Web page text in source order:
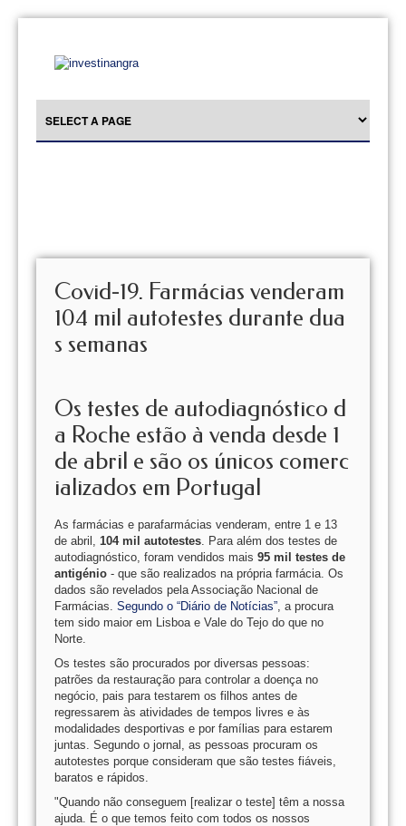
Covid-19. Farmácias venderam
104 mil autotestes durante dua
s semanas
Os testes de autodiagnóstico d
a Roche estão à venda desde 1
de abril e são os únicos comerc
ializados em Portugal
As farmácias e parafarmácias venderam, entre 1 e 13
de abril, 104 mil autotestes. Para além dos testes de
autodiagnóstico, foram vendidos mais 95 mil testes de
antigénio - que são realizados na própria farmácia. Os
dados são revelados pela Associação Nacional de
Farmácias. Segundo o “Diário de Notícias”, a procura
tem sido maior em Lisboa e Vale do Tejo do que no
Norte.
Os testes são procurados por diversas pessoas:
patrões da restauração para controlar a doença no
negócio, pais para testarem os filhos antes de
regressarem às atividades de tempos livres e às
modalidades desportivas e por famílias para estarem
juntas. Segundo o jornal, as pessoas procuram os
autotestes porque consideram que são testes fiáveis,
baratos e rápidos.
"Quando não conseguem [realizar o teste] têm a nossa
ajuda. É o que temos feito com todos os nossos